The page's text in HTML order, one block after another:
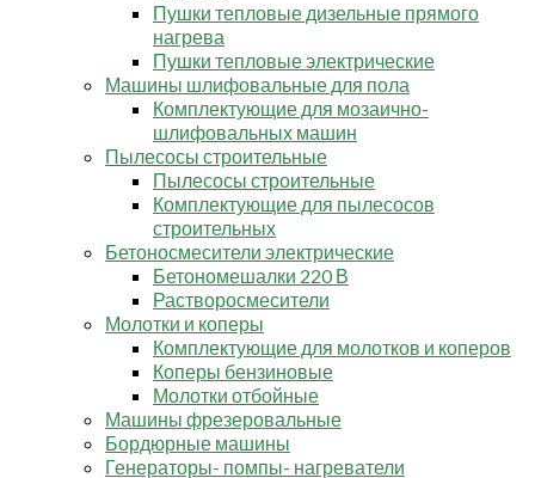
Пушки тепловые дизельные прямого
нагрева
Пушки тепловые электрические
Машины шлифовальные для пола
Комплектующие для мозаично-
шлифовальных машин
Пылесосы строительные
Пылесосы строительные
Комплектующие для пылесосов
строительных
Бетоносмесители электрические
Бетономешалки 220 В
Растворосмесители
Молотки и коперы
Комплектующие для молотков и коперов
Коперы бензиновые
Молотки отбойные
Машины фрезеровальные
Бордюрные машины
Генераторы- помпы- нагреватели